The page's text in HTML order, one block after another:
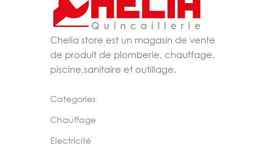
Chelia store est un magasin de vente
de produit de plomberie, chauffage,
piscine,sanitaire et outillage.
Categories
Chauffage
Electricité